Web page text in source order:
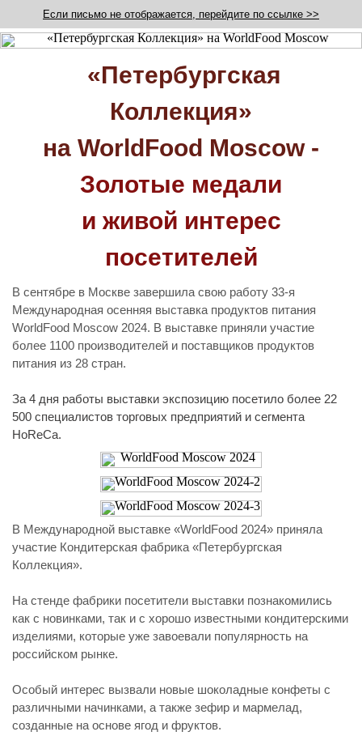
Если письмо не отображается, перейдите по ссылке >>
«Петербургская
Коллекция»
на WorldFood Moscow -
Золотые медали
и живой интерес
посетителей
В сентябре в Москве завершила свою работу 33-я
Международная осенняя выставка продуктов питания
WorldFood Moscow 2024. В выставке приняли участие
более 1100 производителей и поставщиков продуктов
питания из 28 стран.
За 4 дня работы выставки экспозицию посетило более 22
500 специалистов торговых предприятий и сегмента
HoReCa.
В Международной выставке «WorldFood 2024» приняла
участие Кондитерская фабрика «Петербургская
Коллекция».
На стенде фабрики посетители выставки познакомились
как с новинками, так и с хорошо известными кондитерскими
изделиями, которые уже завоевали популярность на
российском рынке.
Особый интерес вызвали новые шоколадные конфеты с
различными начинками, а также зефир и мармелад,
созданные на основе ягод и фруктов.